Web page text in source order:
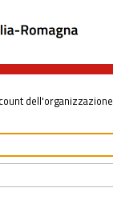
dell'organizzazione